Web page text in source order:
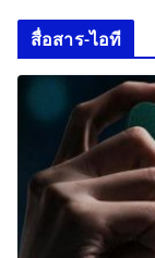
สื่อสาร-ไอที